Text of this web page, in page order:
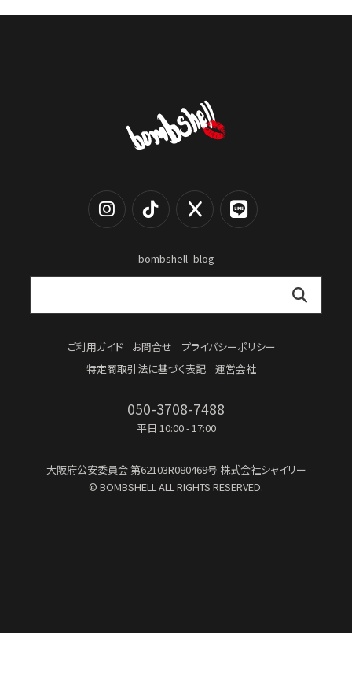
bombshell_blog
ご利用ガイド お問合せ
プライバシーポリシー
特定商取引法に基づく表記
運営会社
050-3708-7488
平日 10:00 - 17:00
大阪府公安委員会第62103R080469号 株式会社シャイリー
© BOMBSHELL ALL RIGHTS RESERVED.